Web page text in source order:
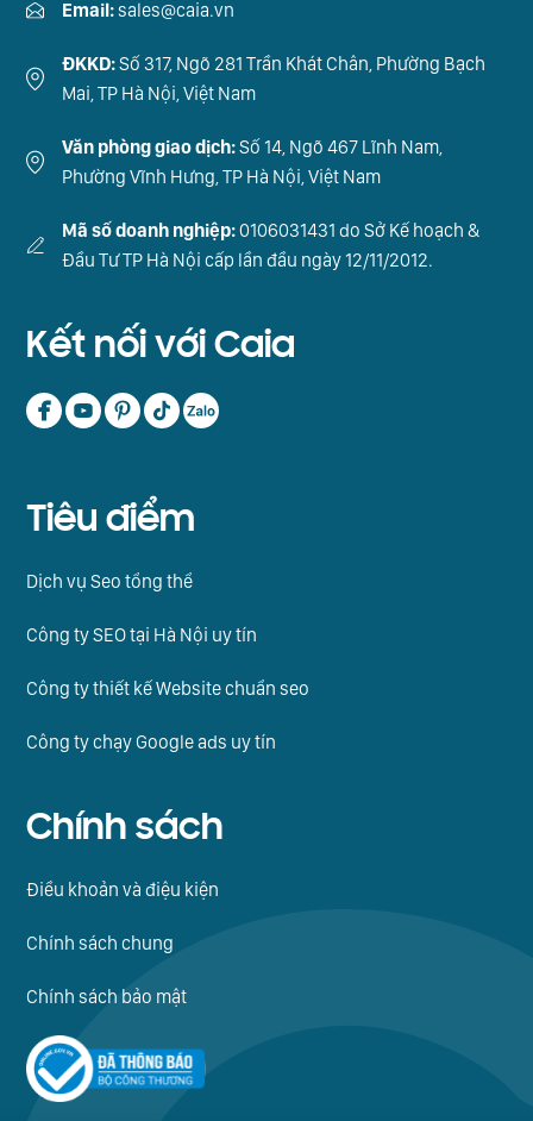
Email:sales@caia.vn
ĐKKD:Số 317, Ngõ 281 Trần Khát Chân, Phường Bạch
Mai, TP Hà Nội, Việt Nam
Văn phòng giao dịch:Số 14, Ngõ 467 Lĩnh Nam,
Phường Vĩnh Hưng, TP Hà Nội, Việt Nam
Mã số doanh nghiệp:0106031431 do Sở Kế hoạch &
Đầu Tư TP Hà Nội cấp lần đầu ngày 12/11/2012.
Kết nối với Caia
Tiêu điểm
Dịch vụ Seo tổng thể
Công ty SEO tại Hà Nội uy tín
Công ty thiết kế Website chuẩn seo
Công ty chạy Google ads uy tín
Chính sách
Điều khoản và điệu kiện
Chính sách chung
Chính sách bảo mật